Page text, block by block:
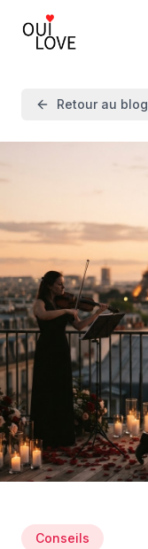
Retour au blog
Conseils